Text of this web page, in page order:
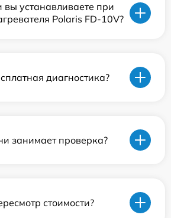
вы устанавливаете при
Polaris FD-10V?
диагностика?
занимает проверка?
стоимости?